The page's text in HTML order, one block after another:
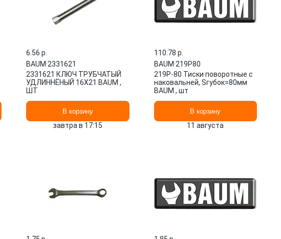
6.56 p.
BAUM·2331621
2331621 КЛЮЧ ТРУБЧАТЫЙ
УДЛИННЁНЫЙ 16Х21 BAUM ,
ШТ
В корзину
завтра в 17:15
110.78 p.
BAUM·219P80
219P-80 Тиски поворотные с
наковальней, Sгубок=80мм
BAUM , шт
В корзину
11 августа